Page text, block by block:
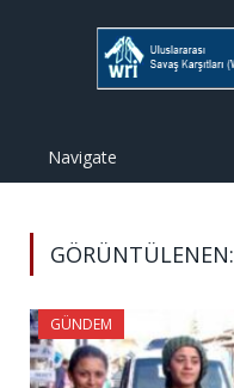
Navigate
GÖRÜNTÜLENEN:
GÜNDEM